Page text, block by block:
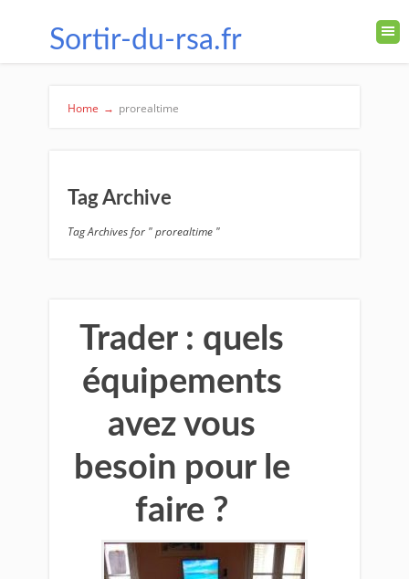
Sortir-du-rsa.fr
Home → prorealtime
Tag Archive
Tag Archives for " prorealtime "
Trader : quels
équipements
avez vous
besoin pour le
faire ?